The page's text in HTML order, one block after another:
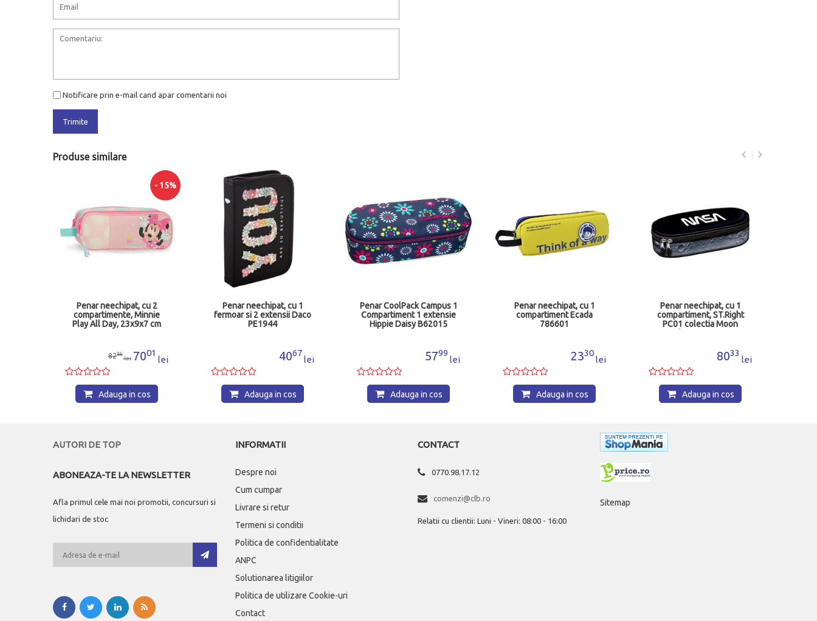
Notificare prin e-mail cand apar comentarii noi
Trimite
Produse similare
- 15%
Penar neechipat, cu 2
compartimente, Minnie
Play All Day, 23x9x7 cm
8236
lei 7001
lei
Adauga in cos
Penar neechipat, cu 1
fermoar si 2 extensii Daco
PE1944
4067
lei
Adauga in cos
Penar CoolPack Campus 1
Compartiment 1 extensie
Hippie Daisy B62015
5799
lei
Adauga in cos
Penar neechipat, cu 1
compartiment Ecada
786601
2330
lei
Adauga in cos
Penar neechipat, cu 1
compartiment, ST.Right
PC01 colectia Moon
8033
lei
Adauga in cos
AUTORI DE TOP
ABONEAZA-TE LA NEWSLETTER
Afla primul cele mai noi promotii, concursuri si
lichidari de stoc
INFORMATII
Despre noi
Cum cumpar
Livrare si retur
Termeni si conditii
Politica de confidentialitate
ANPC
Solutionarea litigiilor
Politica de utilizare Cookie-uri
Contact
CONTACT
0770.98.17.12
comenzi@clb.ro
Relatii cu clientii: Luni - Vineri: 08:00 - 16:00
Sitemap